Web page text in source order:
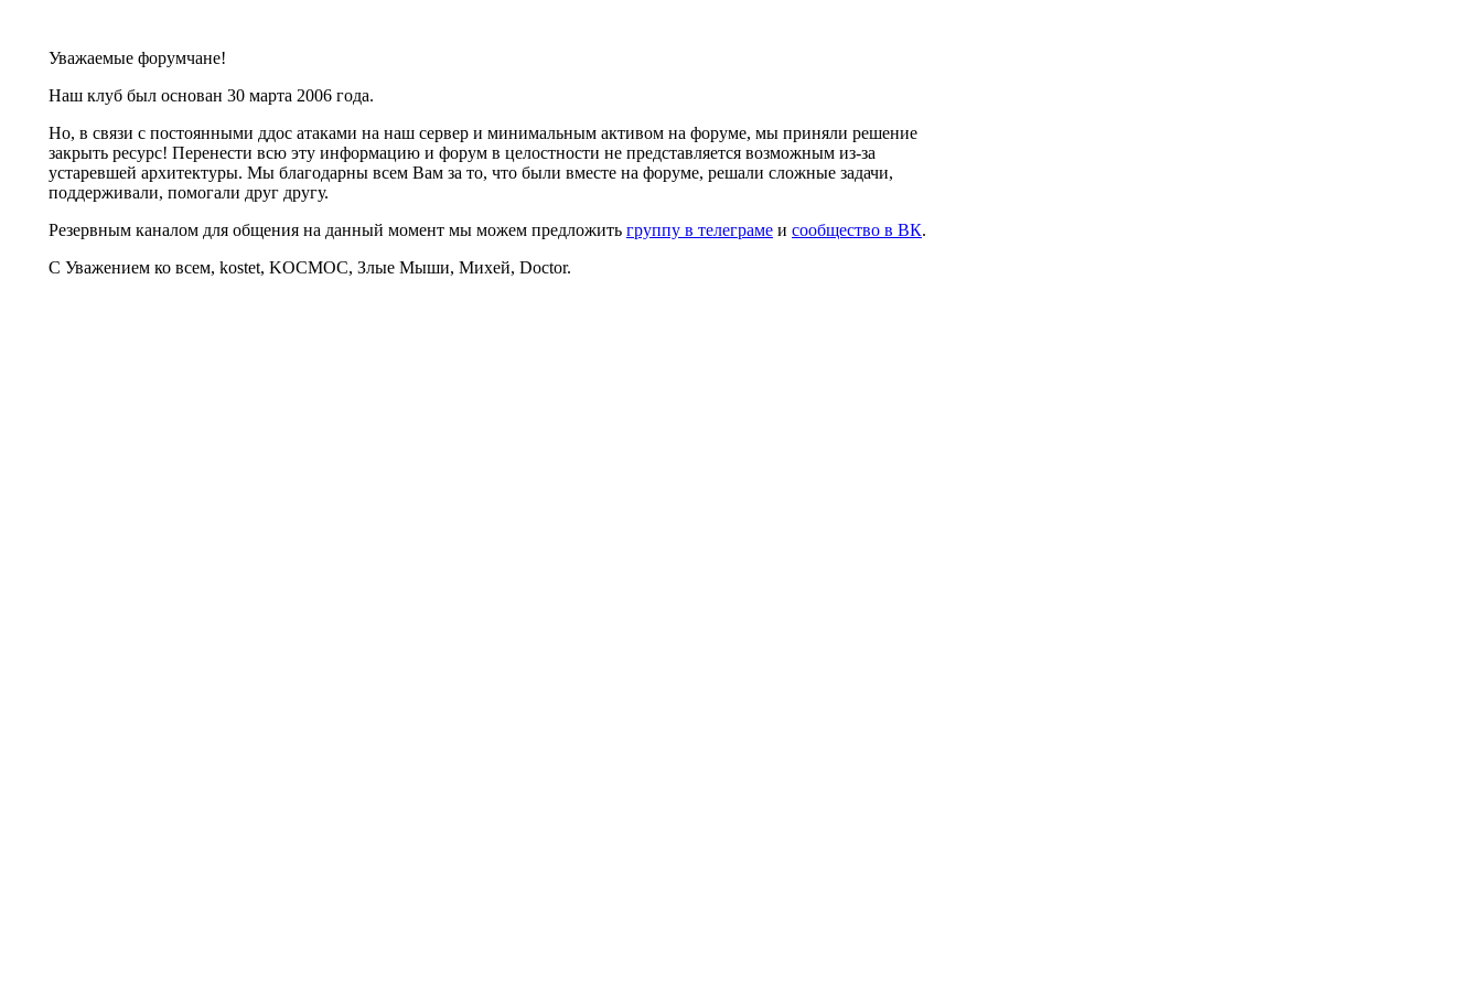
Уважаемые форумчане!
Наш клуб был основан 30 марта 2006 года.
Но, в связи с постоянными ддос атаками на наш сервер и минимальным активом на форуме, мы приняли решение
закрыть ресурс! Перенести всю эту информацию и форум в целостности не представляется возможным из-за
устаревшей архитектуры. Мы благодарны всем Вам за то, что были вместе на форуме, решали сложные задачи,
поддерживали, помогали друг другу.
Резервным каналом для общения на данный момент мы можем предложить группу в телеграме и сообщество в ВК.
С Уважением ко всем, kostet, KOCMOC, Злые Мыши, Михей, Doctor.